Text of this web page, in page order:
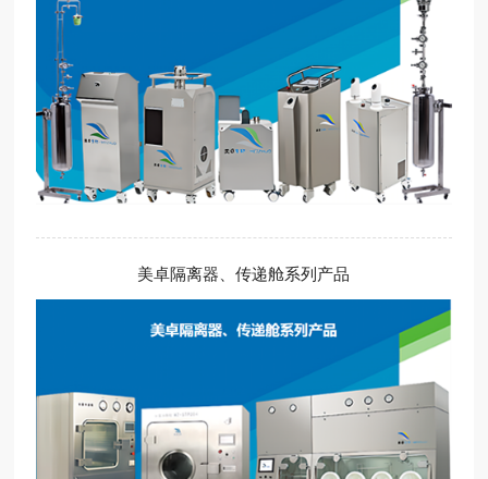
美卓隔离器、传递舱系列产品